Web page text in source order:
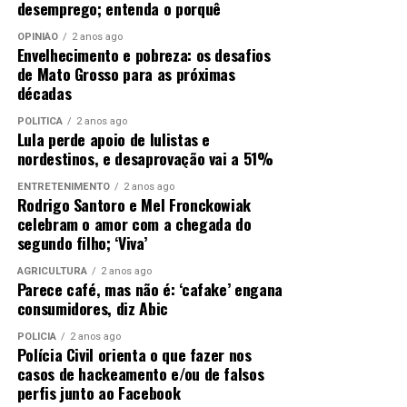
Comentários
RELATED TOPICS:
FAMÍLIAS
FUNDIÁRIA LESTE
REGULARIZAÇÃO
SOLUÇÕES
UP NEXT
Rádio Assembleia estreia “Palavra em Análise” com
reflexões sobre saúde mental
DON'T MISS
Assembleia fortalece agro na Acricorte 2026
desemprego; entenda o porquê
OPINIÃO 2 anos ago
Envelhecimento e pobreza: os desafios
de Mato Grosso para as próximas
décadas
POLÍTICA 2 anos ago
Lula perde apoio de lulistas e
nordestinos, e desaprovação vai a 51%
ENTRETENIMENTO 2 anos ago
Rodrigo Santoro e Mel Fronckowiak
celebram o amor com a chegada do
segundo filho; ‘Viva’
AGRICULTURA 2 anos ago
Parece café, mas não é: ‘cafake’ engana
consumidores, diz Abic
POLÍCIA 2 anos ago
Polícia Civil orienta o que fazer nos
casos de hackeamento e/ou de falsos
perfis junto ao Facebook